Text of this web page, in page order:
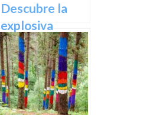
Descubre la
explosiva
arquitectura
del Museo
Guggenheim
Bilbao | Visita
imprescindible